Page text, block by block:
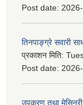
Post date:
तिनपाङ्ग्रे सवारी
प्रकाशन मिति:
Post date:
उपकरण तथा मेसिनरी